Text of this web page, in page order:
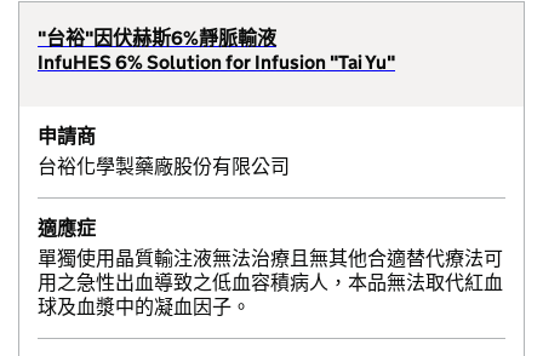
"台裕"因伏赫斯6%靜脈輸液
InfuHES 6% Solution for Infusion "Tai Yu"
申請商
台裕化學製藥廠股份有限公司
適應症
單獨使用晶質輸注液無法治療且無其他合適替代療法可
用之急性出血導致之低血容積病人，本品無法取代紅血
球及血漿中的凝血因子。